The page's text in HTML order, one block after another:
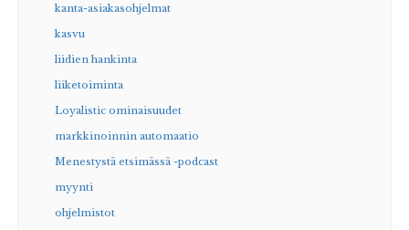
kanta-asiakasohjelmat
kasvu
liidien hankinta
liiketoiminta
Loyalistic ominaisuudet
markkinoinnin automaatio
Menestystä etsimässä -podcast
myynti
ohjelmistot